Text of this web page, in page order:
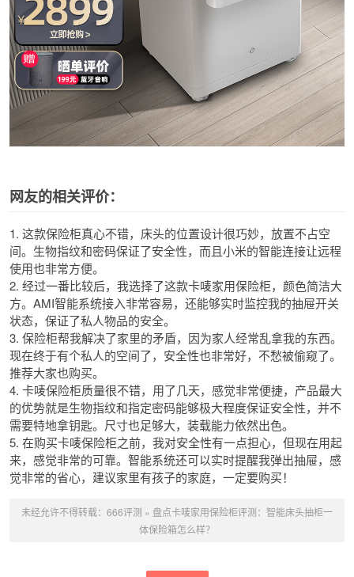
网友的相关评价：
1. 这款保险柜真心不错，床头的位置设计很巧妙，放置不占空
间。生物指纹和密码保证了安全性，而且小米的智能连接让远程
使用也非常方便。
2. 经过一番比较后，我选择了这款卡唛家用保险柜，颜色简洁大
方。AMI智能系统接入非常容易，还能够实时监控我的抽屉开关
状态，保证了私人物品的安全。
3. 保险柜帮我解决了家里的矛盾，因为家人经常乱拿我的东西。
现在终于有个私人的空间了，安全性也非常好，不愁被偷窥了。
推荐大家也购买。
4. 卡唛保险柜质量很不错，用了几天，感觉非常便捷，产品最大
的优势就是生物指纹和指定密码能够极大程度保证安全性，并不
需要特地拿钥匙。尺寸也足够大，装载能力依然出色。
5. 在购买卡唛保险柜之前，我对安全性有一点担心，但现在用起
来，感觉非常的可靠。智能系统还可以实时提醒我弹出抽屉，感
觉非常的省心，建议家里有孩子的家庭，一定要购买！
未经允许不得转载： 666评测 » 盘点卡唛家用保险柜评测：智能床头抽柜一
体保险箱怎么样？